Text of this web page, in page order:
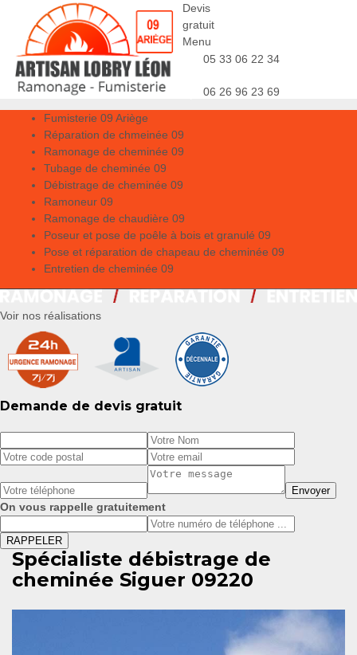
Devis
gratuit
Menu
05 33 06 22 34
06 26 96 23 69
Fumisterie 09 Ariège
Réparation de chmeinée 09
Ramonage de cheminée 09
Tubage de cheminée 09
Débistrage de cheminée 09
Ramoneur 09
Ramonage de chaudière 09
Poseur et pose de poêle à bois et granulé 09
Pose et réparation de chapeau de cheminée 09
Entretien de cheminée 09
Voir nos réalisations
Demande de devis gratuit
On vous rappelle gratuitement
Spécialiste débistrage de
cheminée Siguer 09220